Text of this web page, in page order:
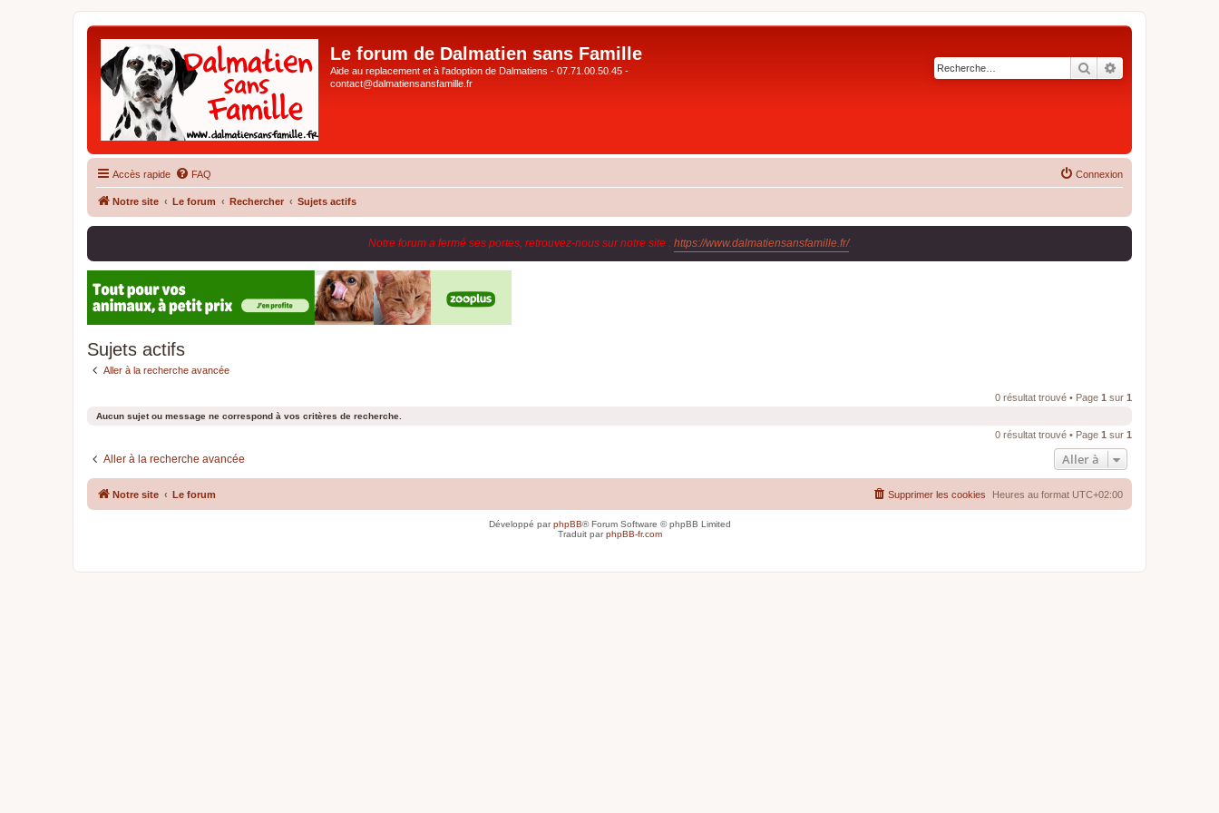
Le forum de Dalmatien sans Famille
Aide au replacement et à l'adoption de Dalmatiens - 07.71.00.50.45 -
contact@dalmatiensansfamille.fr
Rechercher
Accès rapide FAQ Connexion
Notre site Le forum Rechercher Sujets actifs
Notre forum a fermé ses portes, retrouvez-nous sur notre site : https://www.dalmatiensansfamille.fr/.
Sujets actifs
Aller à la recherche avancée
0 résultat trouvé • Page 1 sur 1
Aucun sujet ou message ne correspond à vos critères de recherche.
0 résultat trouvé • Page 1 sur 1
Aller à la recherche avancée Aller à
Notre site Le forum Heures au format UTC+02:00
Supprimer les cookies
Développé parphpBB® Forum Software © phpBB Limited
Traduit parphpBB-fr.com